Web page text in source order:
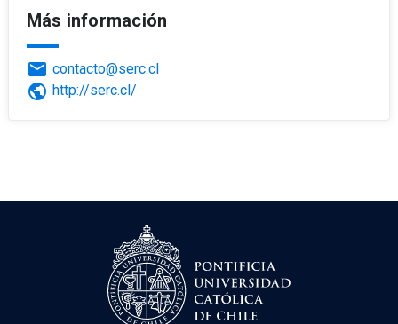
Más información
email contacto@serc.cl
public http://serc.cl/